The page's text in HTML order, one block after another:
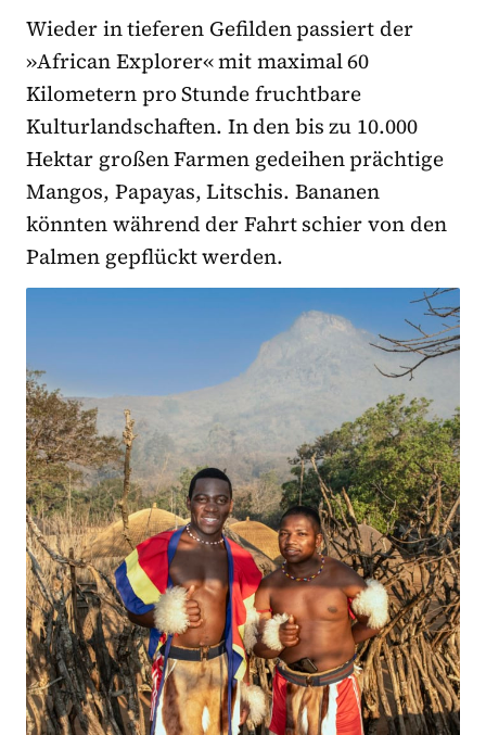
Wieder in tieferen Gefilden passiert der
»African Explorer« mit maximal 60
Kilometern pro Stunde fruchtbare
Kulturlandschaften. In den bis zu 10.000
Hektar großen Farmen gedeihen prächtige
Mangos, Papayas, Litschis. Bananen
könnten während der Fahrt schier von den
Palmen gepflückt werden.